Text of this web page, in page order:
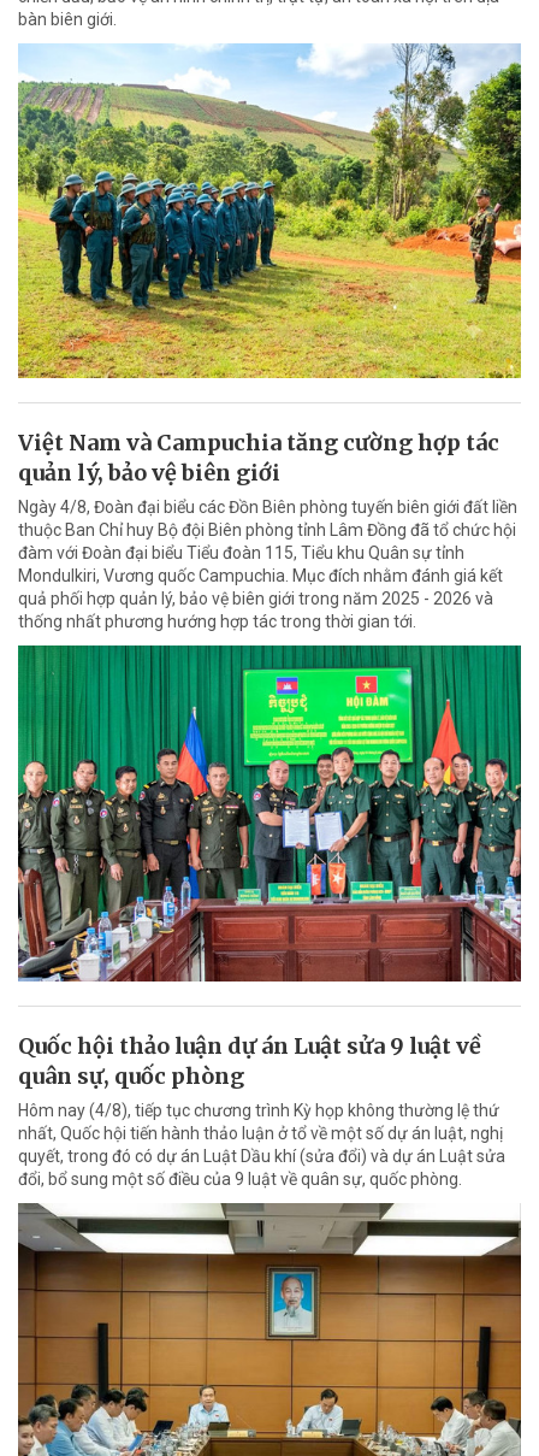
bàn biên giới.
Việt Nam và Campuchia tăng cường hợp tác
quản lý, bảo vệ biên giới
Ngày 4/8, Đoàn đại biểu các Đồn Biên phòng tuyến biên giới đất liền
thuộc Ban Chỉ huy Bộ đội Biên phòng tỉnh Lâm Đồng đã tổ chức hội
đàm với Đoàn đại biểu Tiểu đoàn 115, Tiểu khu Quân sự tỉnh
Mondulkiri, Vương quốc Campuchia. Mục đích nhằm đánh giá kết
quả phối hợp quản lý, bảo vệ biên giới trong năm 2025 - 2026 và
thống nhất phương hướng hợp tác trong thời gian tới.
Quốc hội thảo luận dự án Luật sửa 9 luật về
quân sự, quốc phòng
Hôm nay (4/8), tiếp tục chương trình Kỳ họp không thường lệ thứ
nhất, Quốc hội tiến hành thảo luận ở tổ về một số dự án luật, nghị
quyết, trong đó có dự án Luật Dầu khí (sửa đổi) và dự án Luật sửa
đổi, bổ sung một số điều của 9 luật về quân sự, quốc phòng.